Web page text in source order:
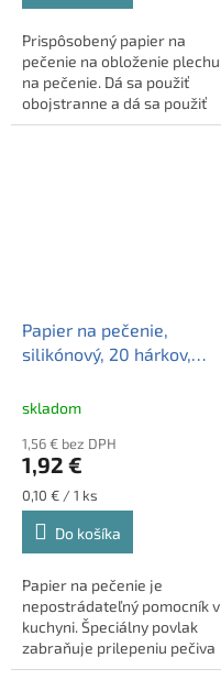
Prispôsobený papier na
pečenie na obloženie plechu
na pečenie. Dá sa použiť
obojstranne a dá sa použiť
viackrát.Cesto sa nelepí na
Papier na pečenie,
silikónový, 20 hárkov,
skladom
1,56 € bez DPH
1,92 €
Jednotková
cena:
0,10 € / 1 ks
Do košíka
Papier na pečenie je
nepostrádateľný pomocník v
kuchyni. Špeciálny povlak
zabraňuje prilepeniu pečiva
na plech. Hotové pečivo sa z